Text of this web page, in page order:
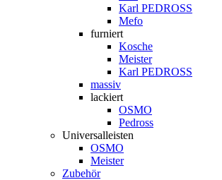
Karl PEDROSS
Mefo
furniert
Kosche
Meister
Karl PEDROSS
massiv
lackiert
OSMO
Pedross
Universalleisten
OSMO
Meister
Zubehör